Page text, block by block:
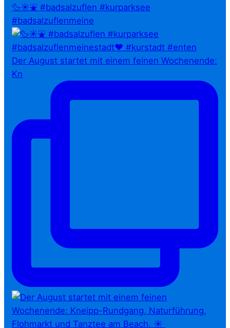
🦆☀️⛲ #badsalzuflen #kurparksee
#badsalzuflenmeine
Der August startet mit einem feinen Wochenende:
Kn